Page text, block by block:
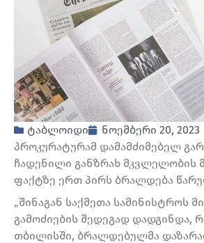
ტაბლოიდი
ნოემბერი 20, 2023
პროკურატურამ დამამძიმებელ
ჩადენილი განზრახ მკვლელობის
ფაქტზე ერთ პირს ბრალდება
„შინაგან საქმეთა სამინისტროს
გამოძიების შედეგად დადგინდა,
თბილისში, ბრალდებულმა